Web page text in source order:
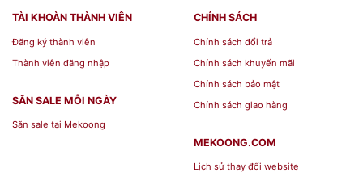
TÀI KHOÀN THÀNH VIÊN
Đăng ký thành viên
Thành viên đăng nhập
SĂN SALE MỖI NGÀY
Săn sale tại Mekoong
CHÍNH SÁCH
Chính sách đổi trả
Chính sách khuyến mãi
Chính sách bảo mật
Chính sách giao hàng
MEKOONG.COM
Lịch sử thay đổi website